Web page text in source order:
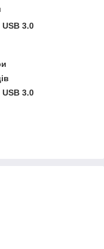
USB 3.0
USB 3.0